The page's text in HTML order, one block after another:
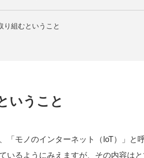
り組むということ
いうこと
「モノのインターネット（IoT）」と
いるようにみえますが、その内容は